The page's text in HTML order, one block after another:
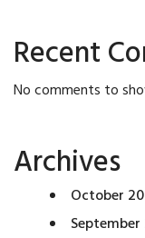
Recent
No comments to
Archives
October